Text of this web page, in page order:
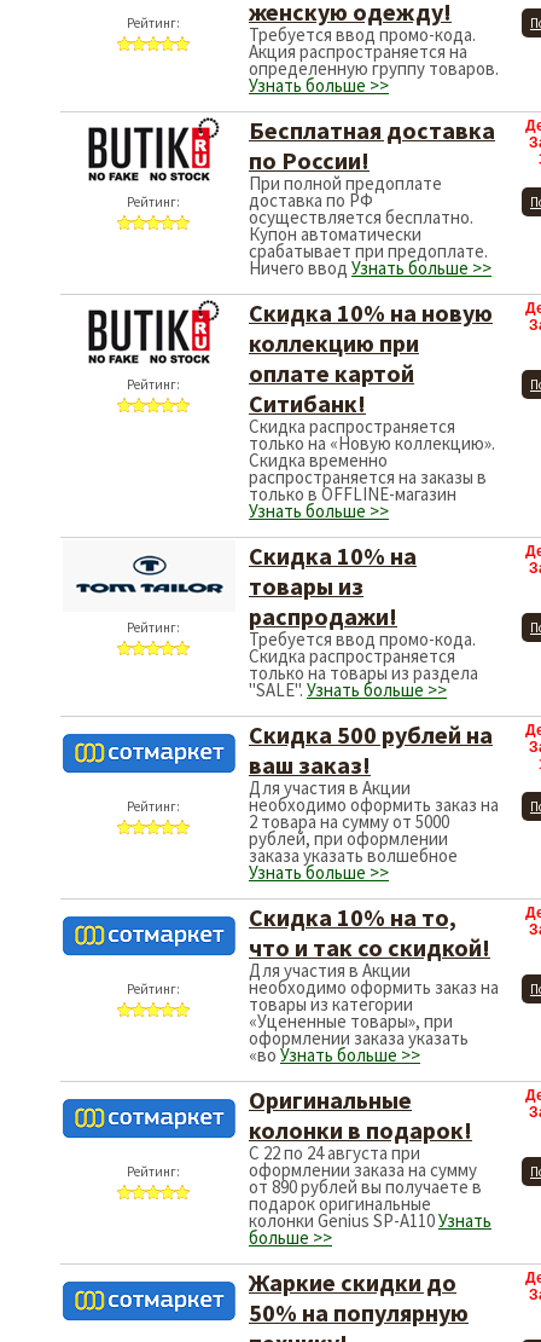
Рейтинг:
женскую одежду!
Требуется ввод промо-кода.
Акция распространяется на
определенную группу товаров.
Узнать больше >>
Рейтинг:
Бесплатная доставка
по России!
При полной предоплате
доставка по РФ
осуществляется бесплатно.
Купон автоматически
срабатывает при предоплате.
Ничего ввод Узнать больше >>
Рейтинг:
Скидка 10% на новую
коллекцию при
оплате картой
Ситибанк!
Скидка распространяется
только на «Новую коллекцию».
Скидка временно
распространяется на заказы в
только в OFFLINE-магазин
Узнать больше >>
Рейтинг:
Скидка 10% на
товары из
распродажи!
Требуется ввод промо-кода.
Скидка распространяется
только на товары из раздела
"SALE". Узнать больше >>
Рейтинг:
Скидка 500 рублей на
ваш заказ!
Для участия в Акции
необходимо оформить заказ на
2 товара на сумму от 5000
рублей, при оформлении
заказа указать волшебное
Узнать больше >>
Рейтинг:
Скидка 10% на то,
что и так со скидкой!
Для участия в Акции
необходимо оформить заказ на
товары из категории
«Уцененные товары», при
оформлении заказа указать
«во Узнать больше >>
Рейтинг:
Оригинальные
колонки в подарок!
С 22 по 24 августа при
оформлении заказа на сумму
от 890 рублей вы получаете в
подарок оригинальные
колонки Genius SP-A110Узнать
больше >>
Жаркие скидки до
50% на популярную